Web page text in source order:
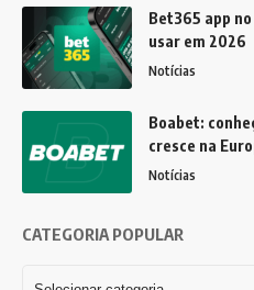
Bet365 app
usar em 2026
Notícias
Boabet:
cresce na
Notícias
CATEGORIA POPULAR